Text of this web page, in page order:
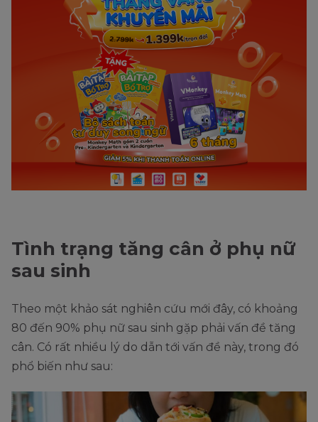
Tình trạng tăng cân ở phụ nữ
sau sinh
Theo một khảo sát nghiên cứu mới đây, có khoảng
80 đến 90% phụ nữ sau sinh gặp phải vấn đề tăng
cân. Có rất nhiều lý do dẫn tới vấn đề này, trong đó
phổ biến như sau: